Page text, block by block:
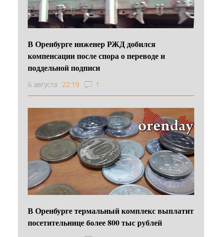
В Оренбурге инженер РЖД добился
компенсации после спора о переводе и
поддельной подписи
6 августа 22:19 1
В Оренбурге термальный комплекс выплатит
посетительнице более 800 тыс рублей